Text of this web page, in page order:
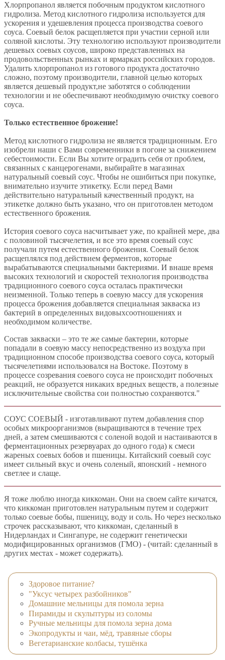
Хлорпропанол является побочным продуктом кислотного
гидролиза. Метод кислотного гидролиза используется для
ускорения и удешевления процесса производства соевого
соуса. Соевый белок расщепляется при участии серной или
соляной кислоты. Эту технологию используют производители
дешевых соевых соусов, широко представленных на
продовольственных рынках и ярмарках российских городов.
Удалить хлорпропанол из готового продукта достаточно
сложно, поэтому производители, главной целью которых
является дешевый продукт,не заботятся о соблюдении
технологии и не обеспечивают необходимую очистку соевого
соуса.
Только естественное брожение!
Метод кислотного гидролиза не является традиционным. Его
изобрели наши с Вами современники в погоне за снижением
себестоимости. Если Вы хотите оградить себя от проблем,
связанных с канцерогенами, выбирайте в магазинах
натуральный соевый соус. Чтобы не ошибиться при покупке,
внимательно изучите этикетку. Если перед Вами
действительно натуральный качественный продукт, на
этикетке должно быть указано, что он приготовлен методом
естественного брожения.
История соевого соуса насчитывает уже, по крайней мере, два
с половиной тысячелетия, и все это время соевый соус
получали путем естественного брожения. Соевый белок
расщеплялся под действием ферментов, которые
вырабатываются специальными бактериями. И внаше время
высоких технологий и скоростей технология производства
традиционного соевого соуса осталась практически
неизменной. Только теперь в соевую массу для ускорения
процесса брожения добавляется специальная закваска из
бактерий в определенных видовыхсоотношениях и
необходимом количестве.
Состав закваски – это те же самые бактерии, которые
попадали в соевую массу непосредственно из воздуха при
традиционном способе производства соевого соуса, который
тысячелетиями использовался на Востоке. Поэтому в
процессе созревания соевого соуса не происходит побочных
реакций, не образуется никаких вредных веществ, а полезные
исключительные свойства сои полностью сохраняются."
СОУС СОЕВЫЙ - изготавливают путем добавления спор
особых микроорганизмов (выращиваются в течение трех
дней, а затем смешиваются с соленой водой и настаиваются в
ферментационных резервуарах до одного года) к смеси
жареных соевых бобов и пшеницы. Китайский соевый соус
имеет сильный вкус и очень соленый, японский - немного
светлее и слаще.
Я тоже люблю иногда киккоман. Они на своем сайте кичатся,
что киккоман приготовлен натуральным путем и содержит
только соевые бобы, пшеницу, воду и соль. Но через несколько
строчек рассказывают, что киккоман, сделанный в
Нидерландах и Сингапуре, не содержит генетически
модифицированных организмов (ГМО) - (читай: сделанный в
других местах - может содержать).
Здоровое питание?
"Уксус четырех разбойников"
Домашние мельницы для помола зерна
Пирамиды и скульптуры из соломы
Ручные мельницы для помола зерна дома
Экопродукты и чаи, мёд, травяные сборы
Вегетарианские колбасы, тушёнка